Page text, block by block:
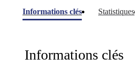
Informations clés Statistiques
Informations clés